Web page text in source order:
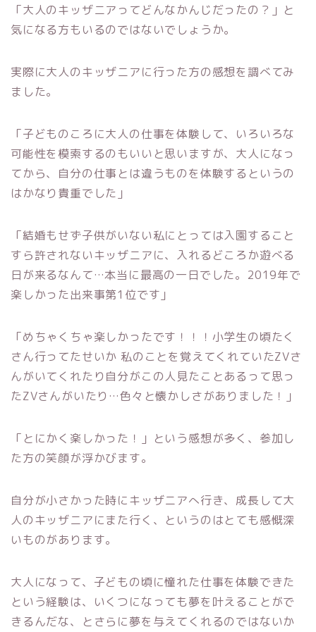
「大人のキッザニアってどんなかんじだったの？」と
気になる方もいるのではないでしょうか。
実際に大人のキッザニアに行った方の感想を調べてみ
ました。
「子どものころに大人の仕事を体験して、いろいろな
可能性を模索するのもいいと思いますが、大人になっ
てから、自分の仕事とは違うものを体験するというの
はかなり貴重でした」
「結婚もせず子供がいない私にとっては入園すること
すら許されないキッザニアに、入れるどころか遊べる
日が来るなんて…本当に最高の一日でした。2019年で
楽しかった出来事第1位です」
「めちゃくちゃ楽しかったです！！！小学生の頃たく
さん行ってたせいか 私のことを覚えてくれていたZVさ
んがいてくれたり自分がこの人見たことあるって思っ
たZVさんがいたり…色々と懐かしさがありました！」
「とにかく楽しかった！」という感想が多く、参加し
た方の笑顔が浮かびます。
自分が小さかった時にキッザニアへ行き、成長して大
人のキッザニアにまた行く、というのはとても感慨深
いものがあります。
大人になって、子どもの頃に憧れた仕事を体験できた
という経験は、いくつになっても夢を叶えることがで
きるんだな、とさらに夢を与えてくれるのではないか